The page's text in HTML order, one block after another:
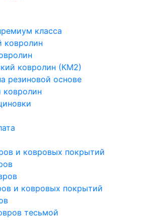
класса
ковролин
ковролин (КМ2)
резиновой основе
и ковровых покрытий
и ковровых покрытий
тесьмой